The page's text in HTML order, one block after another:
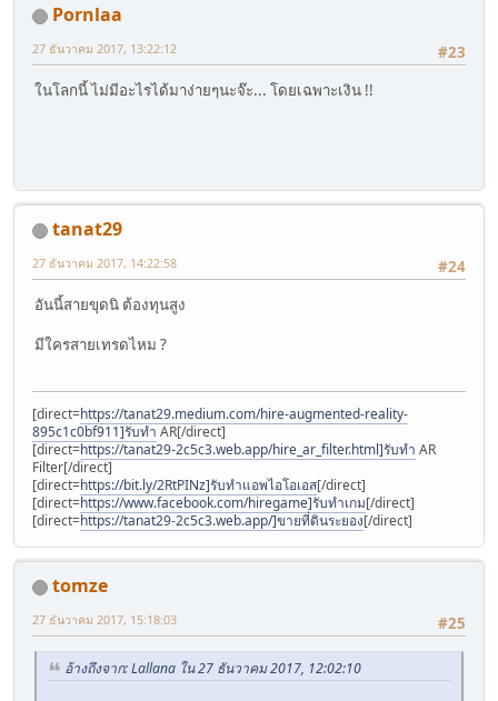
Pornlaa
#23
27 ธันวาคม 2017, 13:22:12
ในโลกนี้ ไม่มีอะไรได้มาง่ายๆนะจ๊ะ... โดยเฉพาะเงิน !!
tanat29
#24
27 ธันวาคม 2017, 14:22:58
อันนี้สายขุดนิ ต้องทุนสูง
มีใครสายเทรดไหม ?
[direct=https://tanat29.medium.com/hire-augmented-reality-
895c1c0bf911]รับทำ AR[/direct]
[direct=https://tanat29-2c5c3.web.app/hire_ar_filter.html]รับทำ AR
Filter[/direct]
[direct=https://bit.ly/2RtPINz]รับทำแอพไอโอเอส[/direct]
[direct=https://www.facebook.com/hiregame]รับทำเกม[/direct]
[direct=https://tanat29-2c5c3.web.app/]ขายที่ดินระยอง[/direct]
tomze
#25
27 ธันวาคม 2017, 15:18:03
อ้างถึงจาก: Lallana ใน 27 ธันวาคม 2017, 12:02:10